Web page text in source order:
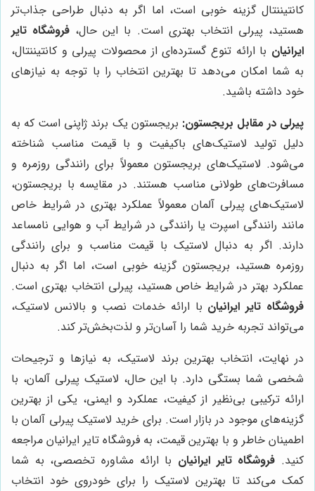
کانتیننتال گزینه خوبی است، اما اگر به دنبال طراحی جذاب‌تر
هستید، پیرلی انتخاب بهتری است. با این حال، فروشگاه تایر
ایرانیان با ارائه تنوع گسترده‌ای از محصولات پیرلی و کانتیننتال،
به شما امکان می‌دهد تا بهترین انتخاب را با توجه به نیازهای
خود داشته باشید.
پیرلی در مقابل بریجستون: بریجستون یک برند ژاپنی است که به
دلیل تولید لاستیک‌های باکیفیت و با قیمت مناسب شناخته
می‌شود. لاستیک‌های بریجستون معمولاً برای رانندگی روزمره و
مسافرت‌های طولانی مناسب هستند. در مقایسه با بریجستون،
لاستیک‌های پیرلی آلمان معمولاً عملکرد بهتری در شرایط خاص
مانند رانندگی اسپرت یا رانندگی در شرایط آب و هوایی نامساعد
دارند. اگر به دنبال لاستیک با قیمت مناسب و برای رانندگی
روزمره هستید، بریجستون گزینه خوبی است، اما اگر به دنبال
عملکرد بهتر در شرایط خاص هستید، پیرلی انتخاب بهتری است.
فروشگاه تایر ایرانیان با ارائه خدمات نصب و بالانس لاستیک،
می‌تواند تجربه خرید شما را آسان‌تر و لذت‌بخش‌تر کند.
در نهایت، انتخاب بهترین برند لاستیک، به نیازها و ترجیحات
شخصی شما بستگی دارد. با این حال، لاستیک پیرلی آلمان، با
ارائه ترکیبی بی‌نظیر از کیفیت، عملکرد و ایمنی، یکی از بهترین
گزینه‌های موجود در بازار است. برای خرید لاستیک پیرلی آلمان با
اطمینان خاطر و با بهترین قیمت، به فروشگاه تایر ایرانیان مراجعه
کنید. فروشگاه تایر ایرانیان با ارائه مشاوره تخصصی، به شما
کمک می‌کند تا بهترین لاستیک را برای خودروی خود انتخاب